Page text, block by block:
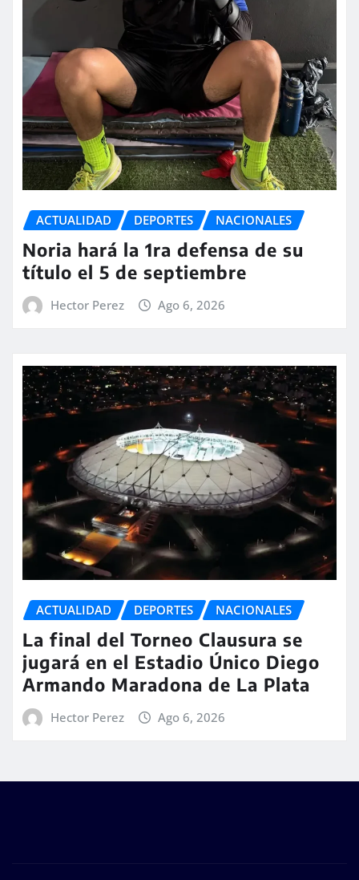
ACTUALIDAD DEPORTES NACIONALES
Noria hará la 1ra defensa de su
título el 5 de septiembre
Hector Perez Ago 6, 2026
ACTUALIDAD DEPORTES NACIONALES
La final del Torneo Clausura se
jugará en el Estadio Único Diego
Armando Maradona de La Plata
Hector Perez Ago 6, 2026